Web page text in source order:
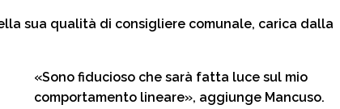
sua qualità di consigliere comunale, carica dalla
«Sono fiducioso che sarà fatta luce sul mio
comportamento lineare», aggiunge Mancuso.